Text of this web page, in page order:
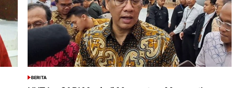
POSTED
IN
BERITA